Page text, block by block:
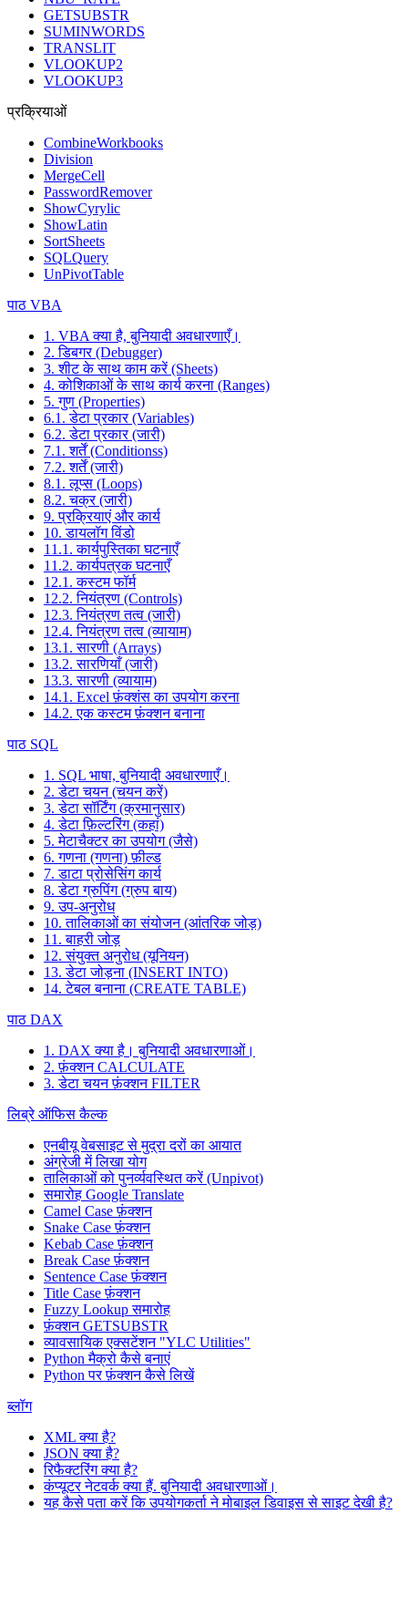
GETSUBSTR
SUMINWORDS
TRANSLIT
VLOOKUP2
VLOOKUP3
प्रक्रियाओं
CombineWorkbooks
Division
MergeCell
PasswordRemover
ShowCyrylic
ShowLatin
SortSheets
SQLQuery
UnPivotTable
पाठ VBA
1. VBA क्या है, बुनियादी अवधारणाएँ।
2. डिबगर (Debugger)
3. शीट के साथ काम करें (Sheets)
4. कोशिकाओं के साथ कार्य करना (Ranges)
5. गुण (Properties)
6.1. डेटा प्रकार (Variables)
6.2. डेटा प्रकार (जारी)
7.1. शर्तें (Conditionss)
7.2. शर्तें (जारी)
8.1. लूप्स (Loops)
8.2. चक्र (जारी)
9. प्रक्रियाएं और कार्य
10. डायलॉग विंडो
11.1. कार्यपुस्तिका घटनाएँ
11.2. कार्यपत्रक घटनाएँ
12.1. कस्टम फॉर्म
12.2. नियंत्रण (Controls)
12.3. नियंत्रण तत्व (जारी)
12.4. नियंत्रण तत्व (व्यायाम)
13.1. सारणी (Arrays)
13.2. सारणियाँ (जारी)
13.3. सारणी (व्यायाम)
14.1. Excel फ़ंक्शंस का उपयोग करना
14.2. एक कस्टम फ़ंक्शन बनाना
पाठ SQL
1. SQL भाषा, बुनियादी अवधारणाएँ।
2. डेटा चयन (चयन करें)
3. डेटा सॉर्टिंग (क्रमानुसार)
4. डेटा फ़िल्टरिंग (कहां)
5. मेटाचैक्टर का उपयोग (जैसे)
6. गणना (गणना) फ़ील्ड
7. डाटा प्रोसेसिंग कार्य
8. डेटा ग्रुपिंग (ग्रुप बाय)
9. उप-अनुरोध
10. तालिकाओं का संयोजन (आंतरिक जोड़)
11. बाहरी जोड़
12. संयुक्त अनुरोध (यूनियन)
13. डेटा जोड़ना (INSERT INTO)
14. टेबल बनाना (CREATE TABLE)
पाठ DAX
1. DAX क्या है। बुनियादी अवधारणाओं।
2. फ़ंक्शन CALCULATE
3. डेटा चयन फ़ंक्शन FILTER
लिब्रे ऑफिस कैल्क
एनबीयू वेबसाइट से मुद्रा दरों का आयात
अंग्रेजी में लिखा योग
तालिकाओं को पुनर्व्यवस्थित करें (Unpivot)
समारोह Google Translate
Camel Case फ़ंक्शन
Snake Case फ़ंक्शन
Kebab Case फ़ंक्शन
Break Case फ़ंक्शन
Sentence Case फ़ंक्शन
Title Case फ़ंक्शन
Fuzzy Lookupसमारोह
फ़ंक्शन GETSUBSTR
व्यावसायिक एक्सटेंशन "YLC Utilities"
Python मैक्रो कैसे बनाएं
Python पर फ़ंक्शन कैसे लिखें
ब्लॉग
XML क्या है?
JSON क्या है?
रिफैक्टरिंग क्या है?
कंप्यूटर नेटवर्क क्या हैं. बुनियादी अवधारणाओं।
यह कैसे पता करें कि उपयोगकर्ता ने मोबाइल डिवाइस से साइट देखी है?